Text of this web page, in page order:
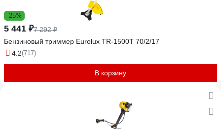
-25%
5 441 ₽7 292 ₽
Бензиновый триммер Eurolux TR-1500T 70/2/17
4.2(717)
В корзину